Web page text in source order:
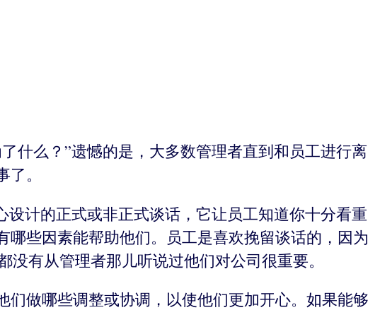
什么？”遗憾的是，大多数管理者直到和员工进行离
。
计的正式或非正式谈话，它让员工知道你十分看重
些因素能帮助他们。员工是喜欢挽留谈话的，因为
有从管理者那儿听说过他们对公司很重要。
做哪些调整或协调，以使他们更加开心。如果能够